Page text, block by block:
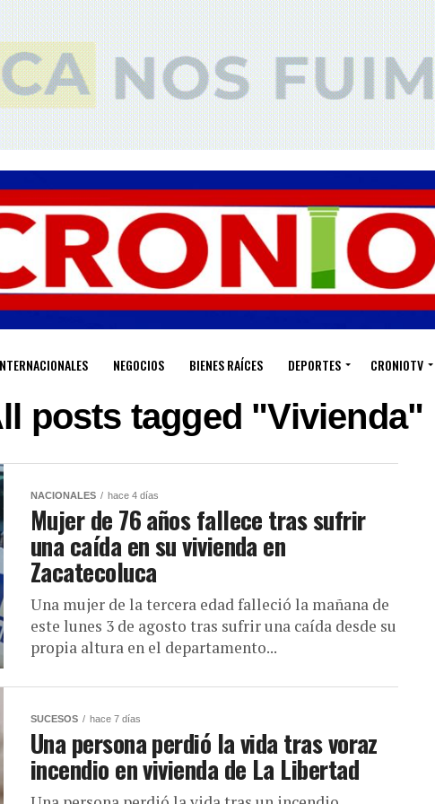
NEGOCIOS BIENES RAÍCES DEPORTES CRONIOTV
posts tagged "Vivienda"
NACIONALES hace 4 días
Mujer de 76 años fallece tras sufrir
una caída en su vivienda en
Zacatecoluca
Una mujer de la tercera edad falleció la mañana de
este lunes 3 de agosto tras sufrir una caída desde su
propia altura en el departamento...
SUCESOS hace 7 días
Una persona perdió la vida tras voraz
incendio en vivienda de La Libertad